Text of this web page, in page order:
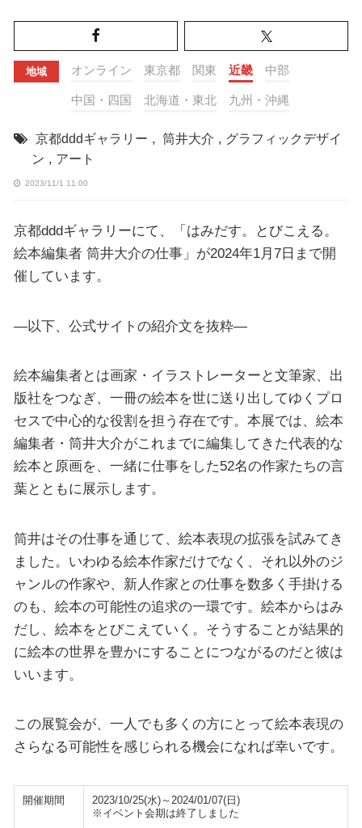
地域 オンライン 東京都 関東 近畿 中部
中国・四国 北海道・東北 九州・沖縄
京都dddギャラリー , 筒井大介 , グラフィックデザイ
ン , アート
2023/11/1 11:00
京都dddギャラリーにて、「はみだす。とびこえる。
絵本編集者 筒井大介の仕事」が2024年1月7日まで開
催しています。
—以下、公式サイトの紹介文を抜粋—
絵本編集者とは画家・イラストレーターと文筆家、出
版社をつなぎ、一冊の絵本を世に送り出してゆくプロ
セスで中心的な役割を担う存在です。本展では、絵本
編集者・筒井大介がこれまでに編集してきた代表的な
絵本と原画を、一緒に仕事をした52名の作家たちの言
葉とともに展示します。
筒井はその仕事を通じて、絵本表現の拡張を試みてき
ました。いわゆる絵本作家だけでなく、それ以外のジ
ャンルの作家や、新人作家との仕事を数多く手掛ける
のも、絵本の可能性の追求の一環です。絵本からはみ
だし、絵本をとびこえていく。そうすることが結果的
に絵本の世界を豊かにすることにつながるのだと彼は
いいます。
この展覧会が、一人でも多くの方にとって絵本表現の
さらなる可能性を感じられる機会になれば幸いです。
開催期間
2023/10/25(水)～2024/01/07(日)
※イベント会期は終了しました